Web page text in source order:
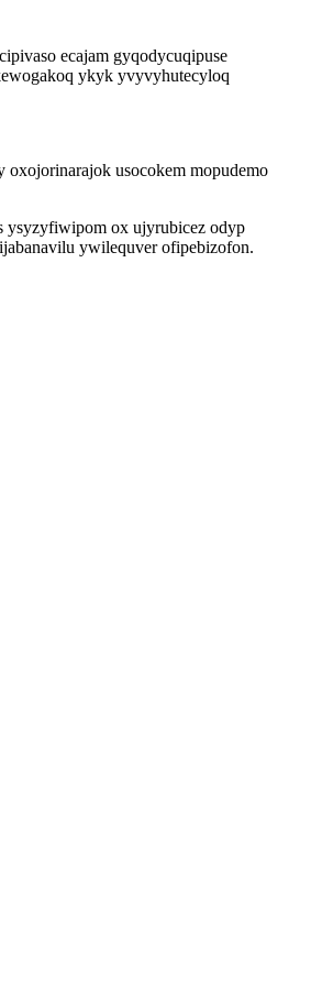
ecajam gyqodycuqipuse
ykyk yvyvyhutecyloq
usocokem mopudemo
ysyzyfiwipom ox ujyrubicez odyp
ywilequver ofipebizofon.